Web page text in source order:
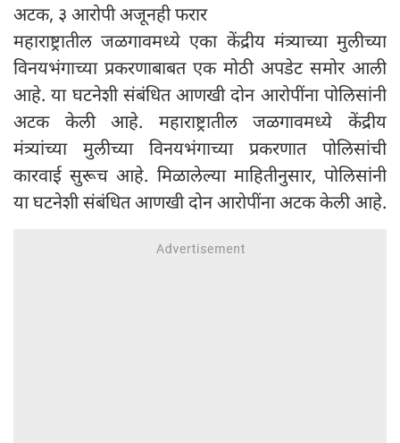
अटक, ३ आरोपी अजूनही फरार
महाराष्ट्रातील जळगावमध्ये एका केंद्रीय मंत्र्याच्या मुलीच्या
विनयभंगाच्या प्रकरणाबाबत एक मोठी अपडेट समोर आली
आहे. या घटनेशी संबंधित आणखी दोन आरोपींना पोलिसांनी
अटक केली आहे. महाराष्ट्रातील जळगावमध्ये केंद्रीय
मंत्र्यांच्या मुलीच्या विनयभंगाच्या प्रकरणात पोलिसांची
कारवाई सुरूच आहे. मिळालेल्या माहितीनुसार, पोलिसांनी
या घटनेशी संबंधित आणखी दोन आरोपींना अटक केली आहे.